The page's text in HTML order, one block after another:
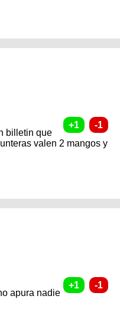
billetin que
valen 2 mangos y
apura nadie